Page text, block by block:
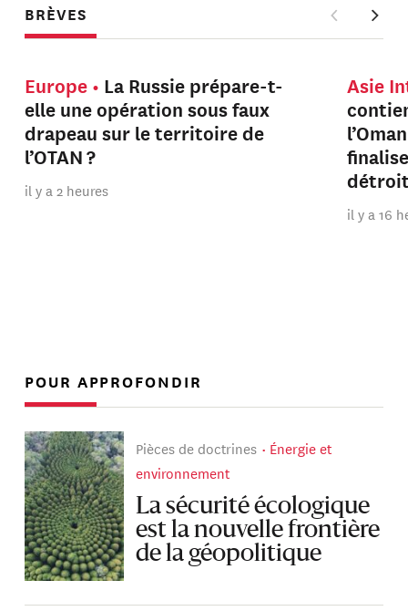
BRÈVES
Europe
La Russie prépare-t-
elle une opération sous faux
drapeau sur le territoire de
l’OTAN ?
il y a 2 heures
Asie
il y a 16
POUR APPROFONDIR
Pièces de doctrines
Énergie et
environnement
La sécurité écologique
est la nouvelle frontière
de la géopolitique